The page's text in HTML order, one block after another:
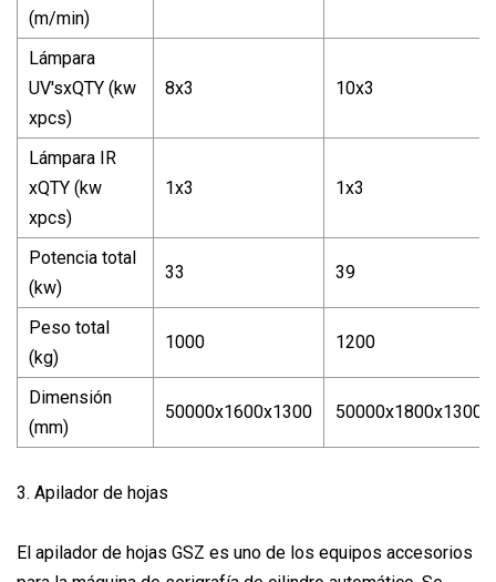
(m/min)
Lámpara
UV'sxQTY (kw
xpcs)
8x3 10x3
Lámpara IR
xQTY (kw
xpcs)
1x3 1x3
Potencia total
(kw)
33 39
Peso total
(kg)
1000 1200
Dimensión
(mm)
50000x1600x1300 50000x1800x1300
3. Apilador de hojas
El apilador de hojas GSZ es uno de los equipos accesorios